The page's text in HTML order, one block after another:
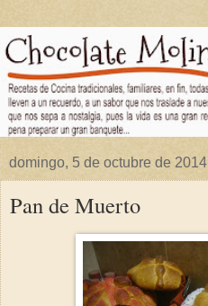
domingo, 5 de octubre de 2014
Pan de Muerto